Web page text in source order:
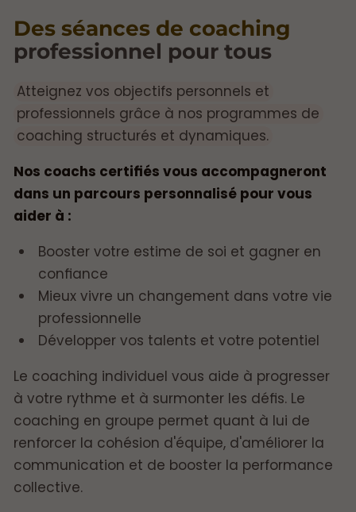
Des séances de coaching
professionnel pour tous
Atteignez vos objectifs personnels et
professionnels grâce à nos programmes de
coaching structurés et dynamiques.
Nos coachs certifiés vous accompagneront
dans un parcours personnalisé pour vous
aider à :
Booster votre estime de soi et gagner en
confiance
Mieux vivre un changement dans votre vie
professionnelle
Développer vos talents et votre potentiel
Le coaching individuel vous aide à progresser
à votre rythme et à surmonter les défis. Le
coaching en groupe permet quant à lui de
renforcer la cohésion d'équipe, d'améliorer la
communication et de booster la performance
collective.